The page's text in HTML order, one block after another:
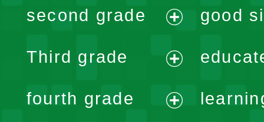
menu
second grade
menu
Third grade
menu
fourth grade
good